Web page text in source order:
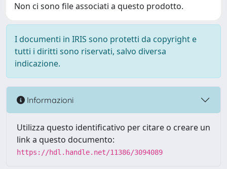
Non ci sono file associati a questo prodotto.
I documenti in IRIS sono protetti da copyright e
tutti i diritti sono riservati, salvo diversa
indicazione.
Informazioni
Utilizza questo identificativo per citare o creare un
link a questo documento:
https://hdl.handle.net/11386/3094089